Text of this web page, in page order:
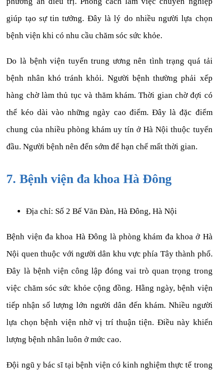
giúp tạo sự tin tưởng. Đây là lý do nhiều người lựa chọn
bệnh viện khi có nhu cầu chăm sóc sức khỏe.
Do là bệnh viện tuyến trung ương nên tình trạng quá tải
bệnh nhân khó tránh khỏi. Người bệnh thường phải xếp
hàng chờ làm thủ tục và thăm khám. Thời gian chờ đợi có
thể kéo dài vào những ngày cao điểm. Đây là đặc điểm
chung của nhiều phòng khám uy tín ở Hà Nội thuộc tuyến
đầu. Người bệnh nên đến sớm để hạn chế mất thời gian.
7. Bệnh viện đa khoa Hà Đông
Địa chỉ: Số 2 Bế Văn Đàn, Hà Đông, Hà Nội
Bệnh viện đa khoa Hà Đông là phòng khám đa khoa ở Hà
Nội quen thuộc với người dân khu vực phía Tây thành phố.
Đây là bệnh viện công lập đóng vai trò quan trọng trong
việc chăm sóc sức khỏe cộng đồng. Hằng ngày, bệnh viện
tiếp nhận số lượng lớn người dân đến khám. Nhiều người
lựa chọn bệnh viện nhờ vị trí thuận tiện. Điều này khiến
lượng bệnh nhân luôn ở mức cao.
Đội ngũ y bác sĩ tại bệnh viện có kinh nghiệm thực tế trong